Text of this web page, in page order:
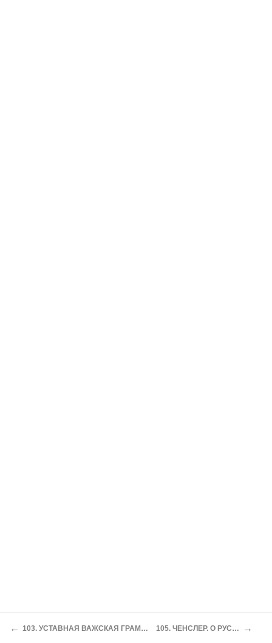
← 103. УСТАВНАЯ ВАЖСКАЯ ГРАМОТА (1552 г., марта 21) 105. ЧЕНСЛЕР. О РУССКОМ ВОЙСКЕ →